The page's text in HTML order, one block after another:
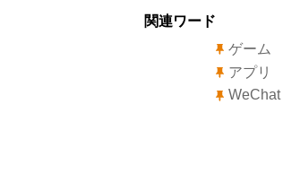
関連ワード
ゲーム
アプリ
WeChat